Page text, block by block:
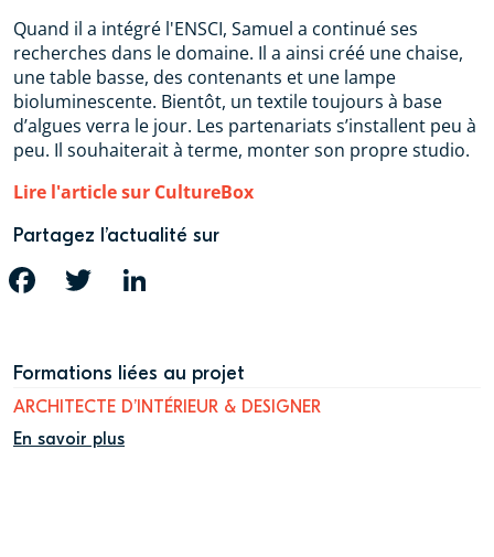
Quand il a intégré l'ENSCI, Samuel a continué ses
recherches dans le domaine. Il a ainsi créé une chaise,
une table basse, des contenants et une lampe
bioluminescente. Bientôt, un textile toujours à base
d’algues verra le jour. Les partenariats s’installent peu à
peu. Il souhaiterait à terme, monter son propre studio.
Lire l'article sur CultureBox
Partagez l’actualité sur
FACEBOOK TWITTER
Formations liées au projet
ARCHITECTE D’INTÉRIEUR & DESIGNER
En savoir plus